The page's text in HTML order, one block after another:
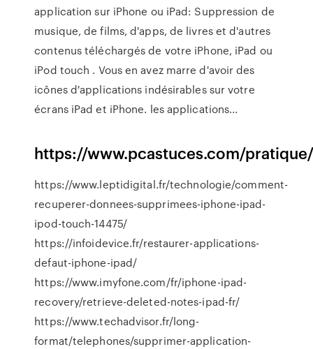
application sur iPhone ou iPad: Suppression de
musique, de films, d'apps, de livres et d'autres
contenus téléchargés de votre iPhone, iPad ou
iPod touch . Vous en avez marre d'avoir des
icônes d'applications indésirables sur votre
écrans iPad et iPhone. les applications...
https://www.pcastuces.com/
https://www.leptidigital.fr/technologie/comment-
recuperer-donnees-supprimees-iphone-ipad-
ipod-touch-14475/
https://infoidevice.fr/restaurer-applications-
defaut-iphone-ipad/
https://www.imyfone.com/fr/iphone-ipad-
recovery/retrieve-deleted-notes-ipad-fr/
https://www.techadvisor.fr/long-
format/telephones/supprimer-application-